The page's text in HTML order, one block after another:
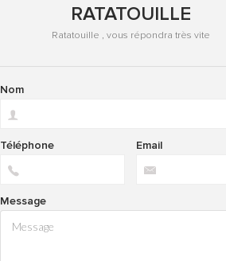
RATATOUILLE
Ratatouille , vous répondra très vite
Nom
Email
Téléphone
Message